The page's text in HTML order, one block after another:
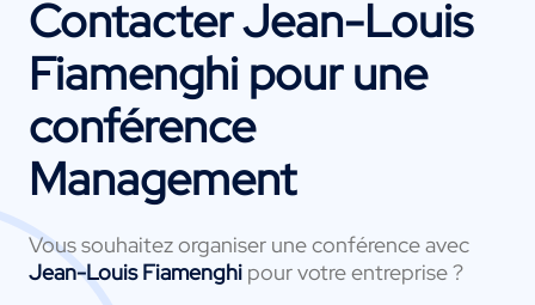
ContacterJean-Louis
Fiamenghipour une
conférence
Management
Vous souhaitez organiser une conférence avec
Jean-Louis Fiamenghi pour votre entreprise ?